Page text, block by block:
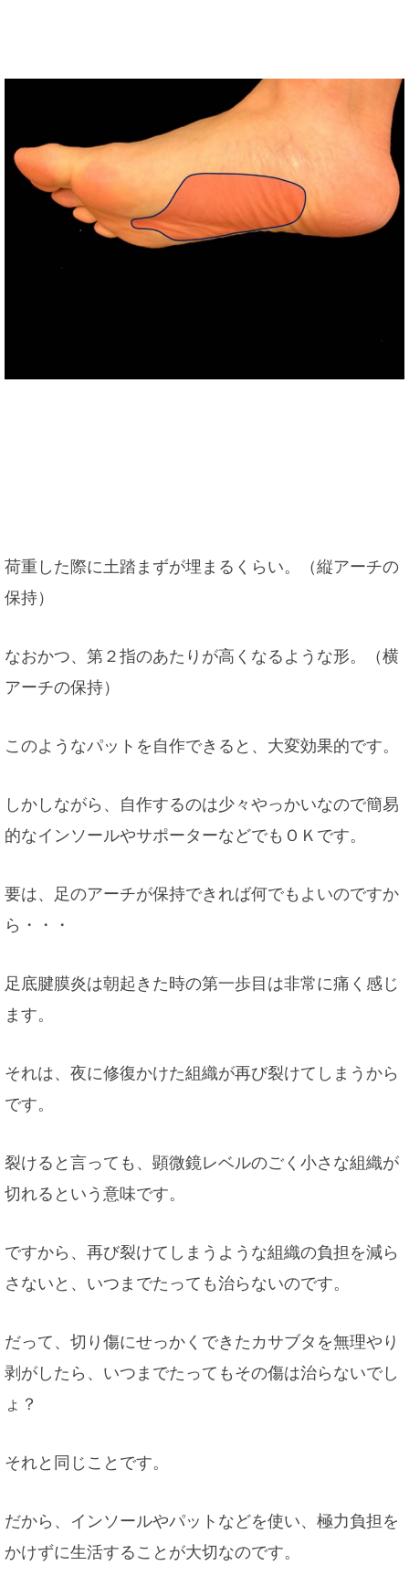
荷重した際に土踏まずが埋まるくらい。（縦アーチの
保持）
なおかつ、第２指のあたりが高くなるような形。（横
アーチの保持）
このようなパットを自作できると、大変効果的です。
しかしながら、自作するのは少々やっかいなので簡易
的なインソールやサポーターなどでもＯＫです。
要は、足のアーチが保持できれば何でもよいのですか
ら・・・
足底腱膜炎は朝起きた時の第一歩目は非常に痛く感じ
ます。
それは、夜に修復かけた組織が再び裂けてしまうから
です。
裂けると言っても、顕微鏡レベルのごく小さな組織が
切れるという意味です。
ですから、再び裂けてしまうような組織の負担を減ら
さないと、いつまでたっても治らないのです。
だって、切り傷にせっかくできたカサブタを無理やり
剥がしたら、いつまでたってもその傷は治らないでし
ょ？
それと同じことです。
だから、インソールやパットなどを使い、極力負担を
かけずに生活することが大切なのです。